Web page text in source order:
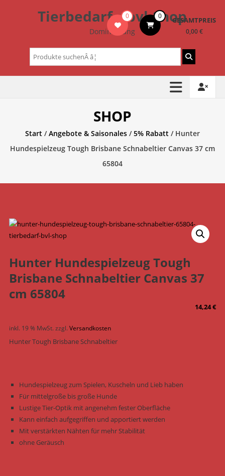
Tierbedarf – bvl-Shop
Dominik Lang
0 0 GESAMTPREIS
0,00 €
Suchen
nach:
SHOP
Start/Angebote & Saisonales/5% Rabatt/ Hunter
Hundespielzeug Tough Brisbane Schnabeltier Canvas 37 cm
65804
Hunter Hundespielzeug Tough
Brisbane Schnabeltier Canvas 37
cm 65804
14,24€
inkl. 19 % MwSt. zzgl. Versandkosten
Hunter Tough Brisbane Schnabeltier
Hundespielzeug zum Spielen, Kuscheln und Lieb haben
Für mittelgroße bis große Hunde
Lustige Tier-Optik mit angenehm fester Oberfläche
Kann einfach aufgegriffen und apportiert werden
Mit verstärkten Nähten für mehr Stabilität
ohne Geräusch